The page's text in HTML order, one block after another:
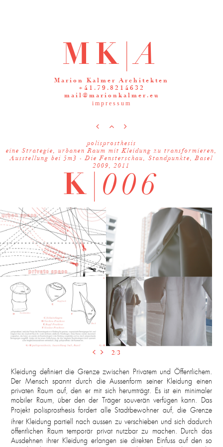
MK|A
Marion Kalmer Architekten
+41.79.8214632
mail@marionkalmer.eu
impressum
  
polisprosthesis
eine Strategie, urbanen Raum mit Kleidung zu transformieren,
Ausstellung bei 5m3 - Die Fensterschau, Standpunkte, Basel
2009, 2011
K| 006
2/3
Kleidung definiert die Grenze zwischen Privatem und Öffentlichem.
Der Mensch spannt durch die Aussenform seiner Kleidung einen
privaten Raum auf, den er mit sich herumträgt. Es ist ein minimaler
mobiler Raum, über den der Träger souverän verfügen kann. Das
Projekt polisprosthesis fordert alle Stadtbewohner auf, die Grenze
ihrer Kleidung partiell nach aussen zu verschieben und sich dadurch
öffentlichen Raum temporär privat nutzbar zu machen. Durch das
Ausdehnen ihrer Kleidung erlangen sie direkten Einfuss auf den so